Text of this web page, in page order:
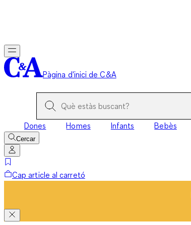
Pàgina d'inici de C&A
Dones Homes Infants Bebès
Cercar
Cap article al carretó